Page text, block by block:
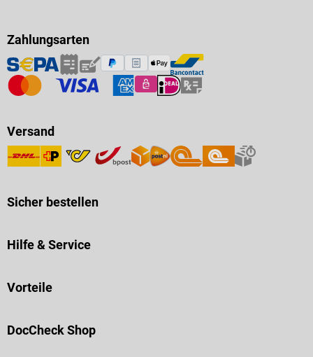
Zahlungsarten
Versand
Sicher bestellen
Hilfe & Service
Vorteile
DocCheck Shop